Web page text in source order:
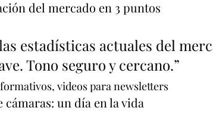
del mercado en 3 puntos
estadísticas actuales del
Tono seguro y cercano.”
videos para newsletters
cámaras: un día en la vida